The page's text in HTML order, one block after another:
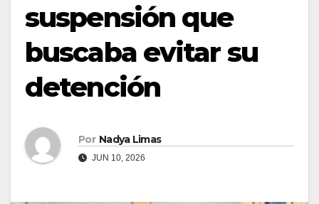
suspensión que
buscaba evitar su
detención
Por Nadya Limas
JUN 10, 2026